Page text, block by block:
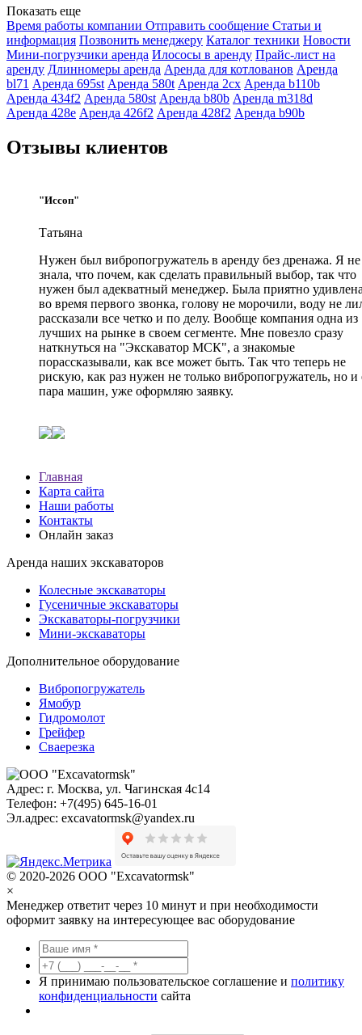
Показать еще
Время работы компании Отправить сообщение Статьи и
информация Позвонить менеджеру Каталог техники Новости
Мини-погрузчики аренда Илососы в аренду Прайс-лист на
аренду Длинномеры аренда Аренда для котлованов Аренда
bl71 Аренда 695st Аренда 580t Аренда 2cx Аренда b110b
Аренда 434f2 Аренда 580st Аренда b80b Аренда m318d
Аренда 428e Аренда 426f2 Аренда 428f2 Аренда b90b
Отзывы клиентов
"Иссоп"
Татьяна
Нужен был вибропогружатель в аренду без дренажа. Я не
знала, что почем, как сделать правильный выбор, так что
нужен был адекватный менеджер. Была приятно
во время первого звонка, голову не морочили, воду не
рассказали все четко и по делу. Вообще компания одна из
лучших на рынке в своем сегменте. Мне повезло сразу
наткнуться на "Экскаватор МСК", а знакомые
порассказывали, как все может быть. Так что теперь не
рискую, как раз нужен не только вибропогружатель, но и
пара машин, уже оформляю заявку.
Главная
Карта сайта
Наши работы
Контакты
Онлайн заказ
Аренда наших экскаваторов
Колесные экскаваторы
Гусеничные экскаваторы
Экскаваторы-погрузчики
Мини-экскаваторы
Дополнительное оборудование
Вибропогружатель
Ямобур
Гидромолот
Грейфер
Сваерезка
Адрес: г. Москва, ул. Чагинская 4с14
Телефон: +7(495) 645-16-01
Эл.адрес: excavatormsk@yandex.ru
© 2020-2026 ООО "Excavatormsk"
×
Менеджер ответит через 10 минут и при необходимости
оформит заявку на интересующее вас оборудование
Я принимаю пользовательское соглашение и политику
конфиденциальности сайта